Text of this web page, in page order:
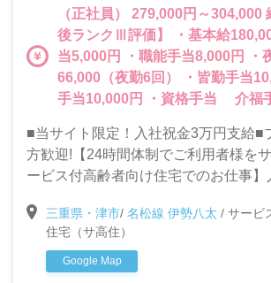
（正社員） 279,000円～304,000 給料例 【6か月
後ランクⅢ評価】 ・基本給
当5,000円 ・職能手当8,000円 ・
66,000（夜勤6回） ・皆勤手当
手当10,000円 ・資格手当 介福手当10,000円
能手当15,000円超 ・夜勤職能
当10,000円以上 ・子供扶養手当
冬4～6か月 ※昨季実績：夏冬4か
※研修期間中223,000円～
■当サイト限定！入社祝金3万円支給■
方歓迎!【24時間体制でご利用者様を
ービス付高齢者向け住宅でのお仕事】
の終身介護体制でターミナルケアに取
きな「感動」と「やりがい」のつまっ
三重県・津市/ 名松線 伊勢八太 / サービ
住宅（サ高住）
Google Map